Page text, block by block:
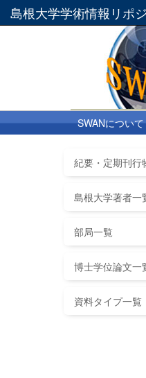
島根大学学術情報リポ
SWANについて
紀要・定期刊行
島根大学著者一
部局一覧
博士学位論文一
資料タイプ一覧